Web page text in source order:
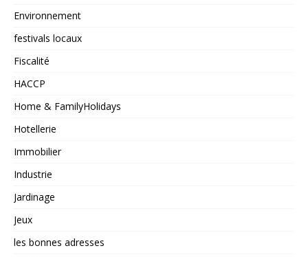
Environnement
festivals locaux
Fiscalité
HACCP
Home & FamilyHolidays
Hotellerie
Immobilier
Industrie
Jardinage
Jeux
les bonnes adresses